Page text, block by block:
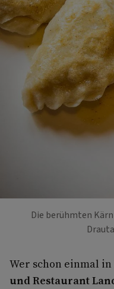
Die berühmten
Wer schon einmal
und Restaurant